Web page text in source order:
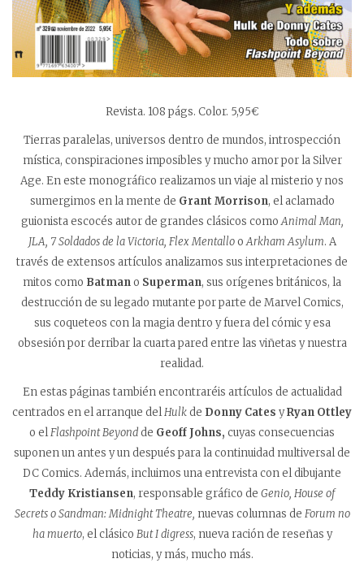
Revista. 108 págs. Color. 5,95€
Tierras paralelas, universos dentro de mundos, introspección
mística, conspiraciones imposibles y mucho amor por la Silver
Age. En este monográfico realizamos un viaje al misterio y nos
sumergimos en la mente de Grant Morrison, el aclamado
guionista escocés autor de grandes clásicos comoAnimal Man,
JLA, 7 Soldados de la Victoria, Flex MentallooArkham Asylum. A
través de extensos artículos analizamos sus interpretaciones de
mitos como Batmano Superman, sus orígenes británicos, la
destrucción de su legado mutante por parte de Marvel Comics,
sus coqueteos con la magia dentro y fuera del cómic y esa
obsesión por derribar la cuarta pared entre las viñetas y nuestra
realidad.
En estas páginas también encontraréis artículos de actualidad
centrados en el arranque delHulkde Donny Cates yRyan Ottley
o elFlashpoint Beyondde Geoff Johns, cuyas consecuencias
suponen un antes y un después para la continuidad multiversal de
DC Comics. Además, incluimos una entrevista con el dibujante
Teddy Kristiansen, responsable gráfico de Genio, House of
Secrets o Sandman: Midnight Theatre, nuevas columnas de Forum no
ha muerto, el clásico But I digress, nueva ración de reseñas y
noticias, y más, mucho más.